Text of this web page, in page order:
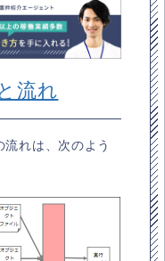
流れ
れは、次のよう